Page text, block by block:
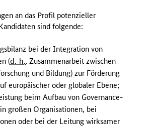
an das Profil potenzieller
sind folgende:
bei der Integration von
(d. h.. Zusammenarbeit zwischen
und Bildung) zur Förderung
europäischer oder globaler Ebene;
beim Aufbau von Governance-
großen Organisationen, bei
oder bei der Leitung wirksamer